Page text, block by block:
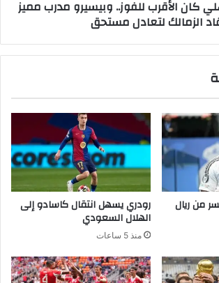
كان الأقرب للفوز.. وبيسيرو مدرب مميز
الزمالك لتعادل مستحق
من ريال رودري يسهل انتقال كاسادو إلى
الهلال السعودي
منذ 5 ساعات